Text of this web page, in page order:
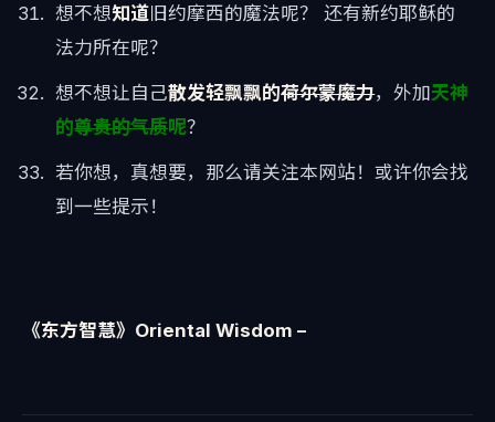
想不想知道旧约摩西的魔法呢？ 还有新约耶稣的
法力所在呢？
想不想让自己散发轻飘飘的荷尔蒙魔力，外加天神
的尊贵的气质呢？
若你想，真想要，那么请关注本网站！或许你会找
到一些提示！
《东方智慧》Oriental Wisdom –